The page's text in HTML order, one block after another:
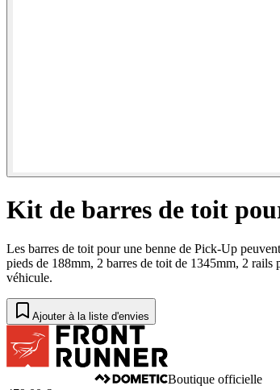
Kit de barres de toit
Les barres de toit pour une benne de Pick-Up
pieds de 188mm, 2 barres de toit de 1345mm, 2
véhicule.
Ajouter à la liste d'envies
Boutique officielle